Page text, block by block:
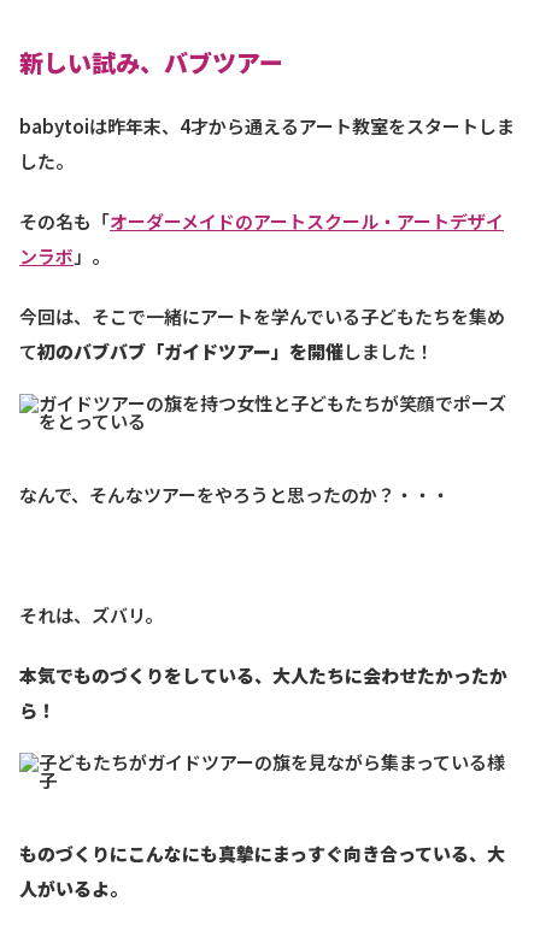
新しい試み、バブツアー
babytoiは昨年末、4才から通えるアート教室をスタートしま
した。
その名も「オーダーメイドのアートスクール・アートデザイ
ンラボ 」。
今回は、そこで一緒にアートを学んでいる子どもたちを集め
て初のバブバブ「ガイドツアー」を開催しました！
なんで、そんなツアーをやろうと思ったのか？・・・
それは、ズバリ。
本気でものづくりをしている、大人たちに会わせたかったか
ら！
ものづくりにこんなにも真摯にまっすぐ向き合っている、大
人がいるよ。